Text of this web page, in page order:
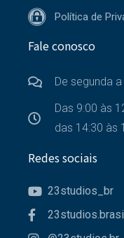
Política de
Fale conosco
De segunda
Das 9:00 às
das 14:30 às
Redes sociais
23studios_br